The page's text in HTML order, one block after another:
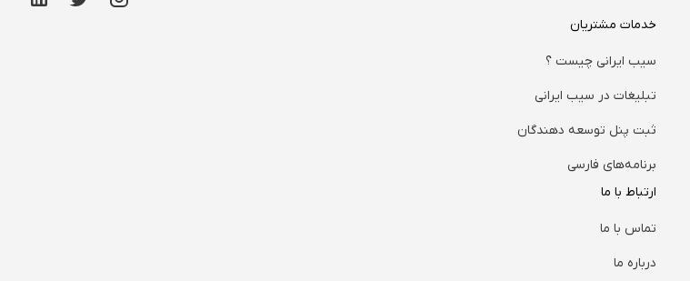
خدمات مشتریان
سیب ایرانی چیست ؟
تبلیغات در سیب ایرانی
ثبت پنل توسعه دهندگان
برنامه‌های فارسی
ارتباط با ما
تماس با ما
درباره ما